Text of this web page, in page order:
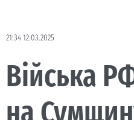
21:34 12.03.2025
Війська
на